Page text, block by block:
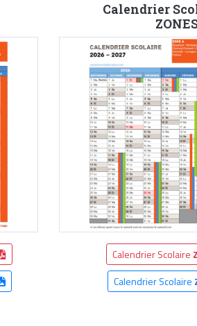
Calendrier
Calendrier Scolaire
Calendrier Scolaire